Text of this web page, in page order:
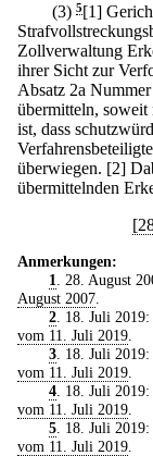
(3) 5[1]
Zollverwaltung
ihrer Sicht zur
Absatz 2a
übermitteln, soweit
ist, dass
überwiegen. [2]
übermittelnden
Anmerkungen:
1
. 28. August
August 2007
2. 18. Juli
vom 11. Juli 2019
3. 18. Juli 2019:
vom 11. Juli 2019
4. 18. Juli
vom 11. Juli 2019
5. 18. Juli
vom 11. Juli 2019